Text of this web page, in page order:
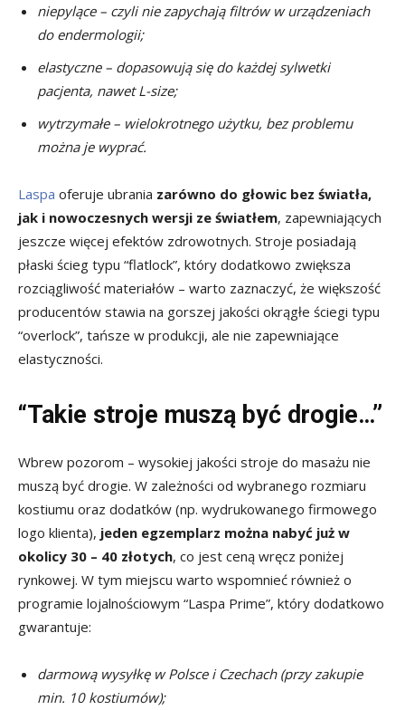
niepylące – czyli nie zapychają filtrów w urządzeniach
do endermologii;
elastyczne – dopasowują się do każdej sylwetki
pacjenta, nawet L-size;
wytrzymałe – wielokrotnego użytku, bez problemu
można je wyprać.
Laspa oferuje ubrania zarówno do głowic bez światła,
jak i nowoczesnych wersji ze światłem, zapewniających
jeszcze więcej efektów zdrowotnych. Stroje posiadają
płaski ścieg typu “flatlock”, który dodatkowo zwiększa
rozciągliwość materiałów – warto zaznaczyć, że większość
producentów stawia na gorszej jakości okrągłe ściegi typu
“overlock”, tańsze w produkcji, ale nie zapewniające
elastyczności.
“Takie stroje muszą być drogie…”
Wbrew pozorom – wysokiej jakości stroje do masażu nie
muszą być drogie. W zależności od wybranego rozmiaru
kostiumu oraz dodatków (np. wydrukowanego firmowego
logo klienta), jeden egzemplarz można nabyć już w
okolicy 30 – 40 złotych, co jest ceną wręcz poniżej
rynkowej. W tym miejscu warto wspomnieć również o
programie lojalnościowym “Laspa Prime”, który dodatkowo
gwarantuje:
darmową wysyłkę w Polsce i Czechach (przy zakupie
min. 10 kostiumów);